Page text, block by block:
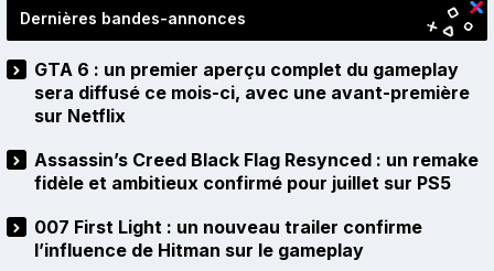
Dernières bandes-annonces
GTA 6 : un premier aperçu complet du gameplay
sera diffusé ce mois-ci, avec une avant-première
sur Netflix
Assassin’s Creed Black Flag Resynced : un remake
fidèle et ambitieux confirmé pour juillet sur PS5
007 First Light : un nouveau trailer confirme
l’influence de Hitman sur le gameplay